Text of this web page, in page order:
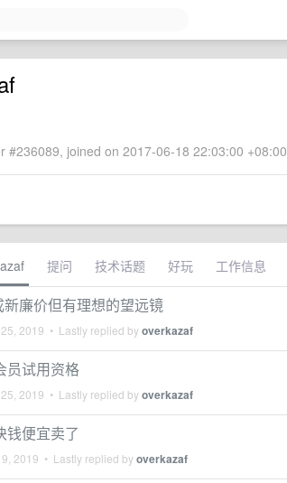
#236089, joined on 2017-06-18 22:03:00 +08:00
提问 技术话题 好玩 工作信息
廉价但有理想的望远镜
2019 • Lastly replied byoverkazaf
员试用资格
2019 • Lastly replied byoverkazaf
钱便宜卖了
2019 • Lastly replied byoverkazaf